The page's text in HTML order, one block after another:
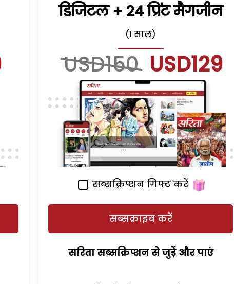
डिजिटल + 24 प्रिंट मैगजीन
(1 साल)
USD150 USD129
सब्सक्रिप्शन गिफ्ट करें
सब्सक्राइब करें
सरिता सब्सक्रिप्शन से जुड़ेें और पाएं